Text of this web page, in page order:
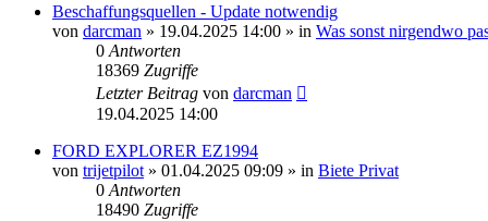
Beschaffungsquellen - Update notwendig
von darcman » 19.04.2025 14:00 » in Was sonst nirgendwo
0 Antworten
18369 Zugriffe
Letzter Beitrag von darcman
19.04.2025 14:00
FORD EXPLORER EZ1994
von trijetpilot » 01.04.2025 09:09 » in Biete Privat
0 Antworten
18490 Zugriffe